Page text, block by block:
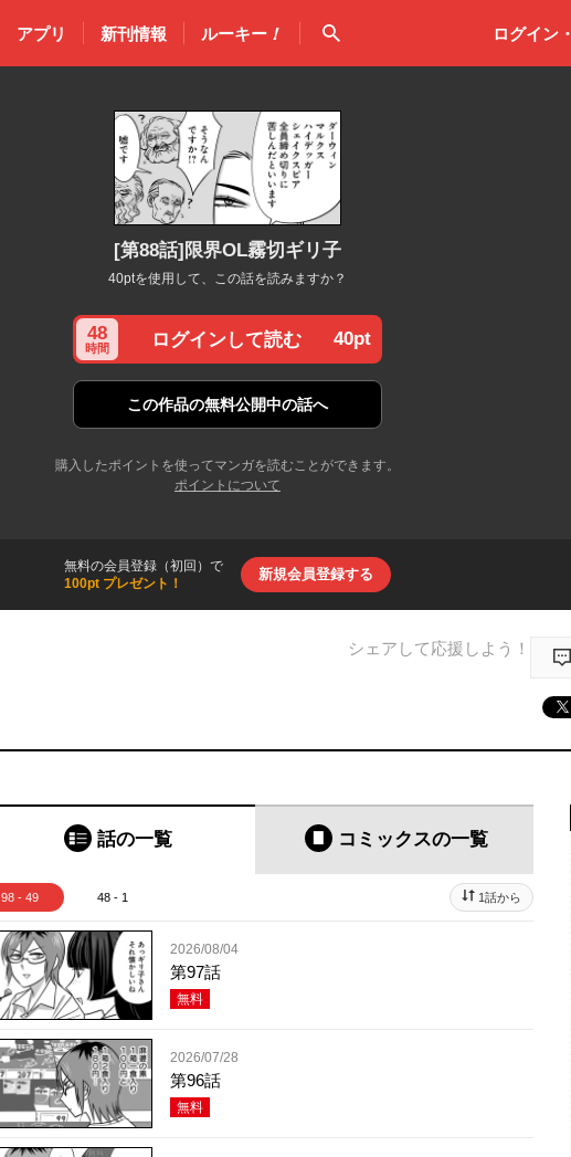
アプリ 新刊情報 ルーキー！ 検索 ログイン・
[第88話]限界OL霧切ギリ子
40ptを使用して、この話を読みますか？
48
時間 ログインして読む 40pt
この作品の無料公開中の話へ
購入したポイントを使ってマンガを読むことができます。
ポイントについて
無料の会員登録（初回）で
100pt プレゼント！
新規会員登録する
シェアして応援しよう！
話の一覧 コミックスの一覧
98 - 49 48 - 1 1話から
2026/08/04
第97話
無料
2026/07/28
第96話
無料